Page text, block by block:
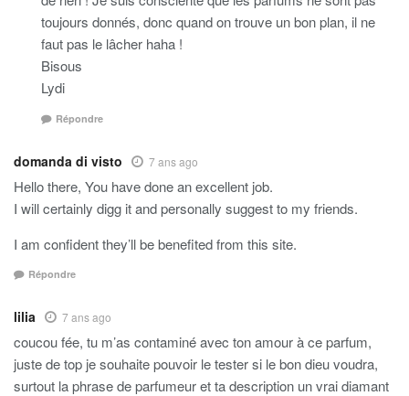
toujours donnés, donc quand on trouve un bon plan, il ne
faut pas le lâcher haha !
Bisous
Lydi
Répondre
domanda di visto 7 ans ago
Hello there, You have done an excellent job.
I will certainly digg it and personally suggest to my friends.
I am confident they’ll be benefited from this site.
Répondre
lilia 7 ans ago
coucou fée, tu m’as contaminé avec ton amour à ce parfum,
juste de top je souhaite pouvoir le tester si le bon dieu voudra,
surtout la phrase de parfumeur et ta description un vrai diamant